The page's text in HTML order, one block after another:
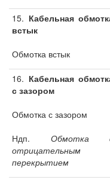
15. Кабельная
встык
Обмотка встык
16. Кабельная
с зазором
Обмотка с зазором
Ндп. Обмотка
отрицательным
перекрытием